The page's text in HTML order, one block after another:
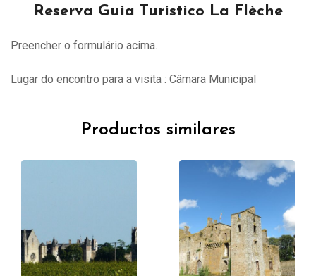
Reserva Guia Turistico La Flèche
Preencher o formulário acima.
Lugar do encontro para a visita : Câmara Municipal
Productos similares